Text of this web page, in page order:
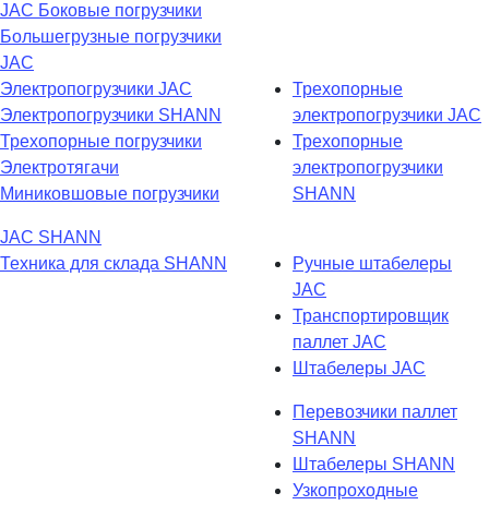
JAC Боковые погрузчики
Большегрузные погрузчики
JAC
Электропогрузчики JAC
Электропогрузчики SHANN
Трехопорные погрузчики
Электротягачи
Миниковшовые погрузчики
Трехопорные
электропогрузчики JAC
Трехопорные
электропогрузчики
SHANN
JAC SHANN
Техника для склада SHANN
Ручные штабелеры
JAC
Транспортировщик
паллет JAC
Штабелеры JAC
Перевозчики паллет
SHANN
Штабелеры SHANN
Узкопроходные